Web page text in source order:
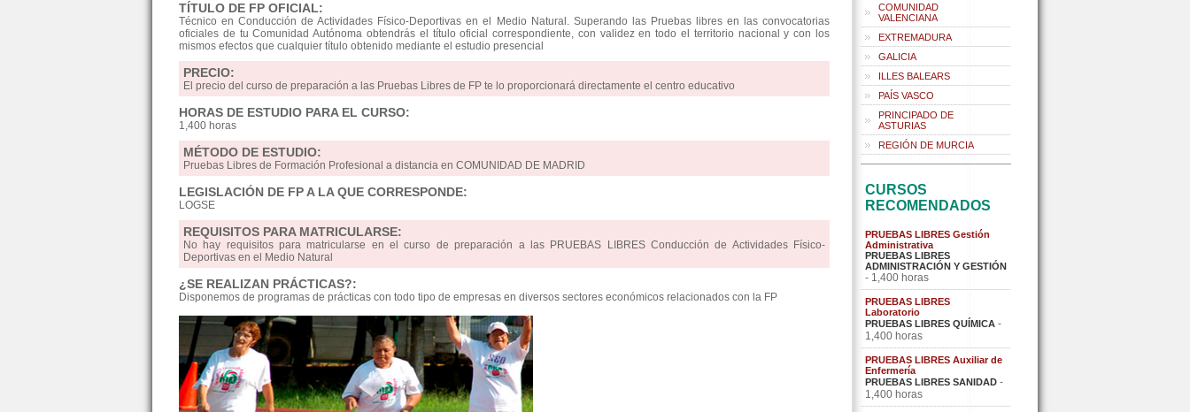
TÍTULO DE FP OFICIAL:
Técnico en Conducción de Actividades Físico-Deportivas en el Medio Natural. Superando las Pruebas libres en las convocatorias
oficiales de tu Comunidad Autónoma obtendrás el título oficial correspondiente, con validez en todo el territorio nacional y con los
mismos efectos que cualquier título obtenido mediante el estudio presencial
PRECIO:
El precio del curso de preparación a las Pruebas Libres de FP te lo proporcionará directamente el centro educativo
HORAS DE ESTUDIO PARA EL CURSO:
1,400 horas
MÉTODO DE ESTUDIO:
Pruebas Libres de Formación Profesional a distancia en COMUNIDAD DE MADRID
LEGISLACIÓN DE FP A LA QUE CORRESPONDE:
LOGSE
REQUISITOS PARA MATRICULARSE:
No hay requisitos para matricularse en el curso de preparación a las PRUEBAS LIBRES Conducción de Actividades Físico-
Deportivas en el Medio Natural
¿SE REALIZAN PRÁCTICAS?:
Disponemos de programas de prácticas con todo tipo de empresas en diversos sectores económicos relacionados con la FP
COMUNIDAD
VALENCIANA
EXTREMADURA
GALICIA
ILLES BALEARS
PAÍS VASCO
PRINCIPADO DE
ASTURIAS
REGIÓN DE MURCIA
CURSOS
RECOMENDADOS
PRUEBAS LIBRES Gestión
Administrativa
PRUEBAS LIBRES
ADMINISTRACIÓN Y GESTIÓN
- 1,400 horas
PRUEBAS LIBRES
Laboratorio
PRUEBAS LIBRES QUÍMICA -
1,400 horas
PRUEBAS LIBRES Auxiliar de
Enfermería
PRUEBAS LIBRES SANIDAD -
1,400 horas